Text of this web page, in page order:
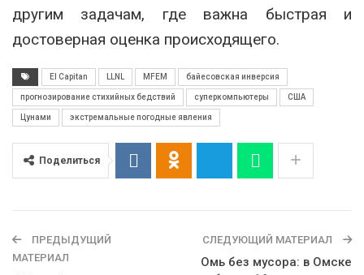
другим задачам, где важна быстрая и
достоверная оценка происходящего.
El Capitan LLNL MFEM байесовская инверсия
прогнозирование стихийных бедствий суперкомпьютеры США
Цунами экстремальные погодные явления
Поделиться
ПРЕДЫДУЩИЙ
МАТЕРИАЛ
СЛЕДУЮЩИЙ МАТЕРИАЛ
Омь без мусора: в Омске